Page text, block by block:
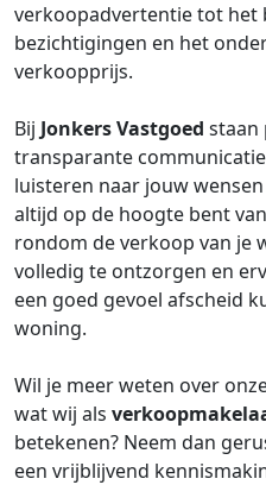
verkoopadvertentie tot het
bezichtigingen en het
verkoopprijs.
Bij Jonkers Vastgoed staan
transparante
luisteren naar jouw
altijd op de hoogte bent
rondom de verkoop van je
volledig te ontzorgen en
een goed gevoel afscheid
woning.
Wil je meer weten over
wat wij als
betekenen? Neem dan
een vrijblijvend